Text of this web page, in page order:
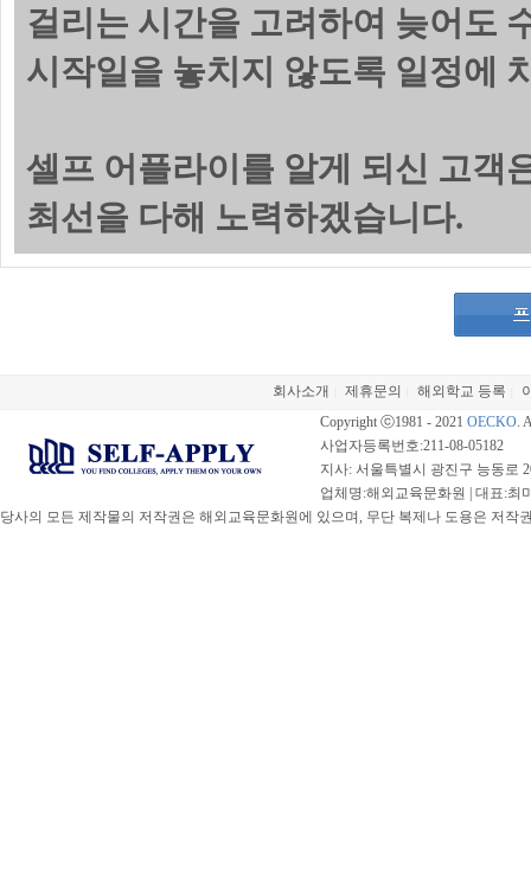
걸리는 시간을 고려하여 늦어도
시작일을 놓치지 않도록 일정에
셀프 어플라이를 알게 되신 고객
최선을 다해 노력하겠습니다.
회사소개 제휴문의 해외학교 등록
Copyright ⓒ1981 - 2021 OECKO.
사업자등록번호:211-08-05182
지사: 서울특별시 광진구 능동로
업체명:해외교육문화원 | 대표:최
당사의 모든 제작물의 저작권은 해외교육문화원에 있으며, 무단 복제나 도용은 저